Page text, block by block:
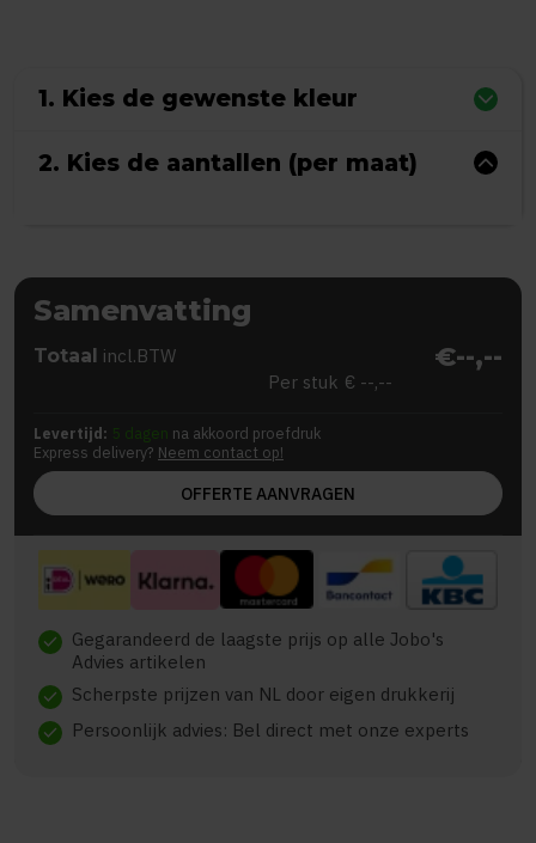
1. Kies de gewenste kleur
2. Kies de aantallen (per maat)
Samenvatting
Totaal incl.BTW €--,--
Per stuk € --,--
Levertijd: 5 dagen na akkoord proefdruk
Express delivery? Neem contact op!
OFFERTE AANVRAGEN
check Gegarandeerd de laagste prijs op alle Jobo's
Advies artikelen
check Scherpste prijzen van NL door eigen drukkerij
check Persoonlijk advies: Bel direct met onze experts